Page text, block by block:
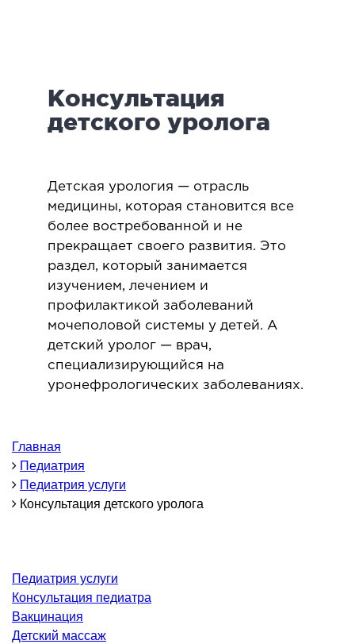
лицевая хирургия
ХИРУРГИЯ
в гинекологии
в онкологии
в урологии
в хирургии
И ОНКОХИРУРГИЯ
Консультация
детского уролога
Детская урология — отрасль
медицины, которая становится все
более востребованной и не
прекращает своего развития. Это
раздел, который занимается
изучением, лечением и
профилактикой заболеваний
мочеполовой системы у детей. А
детский уролог — врач,
специализирующийся на
уронефрологических заболеваниях.
Главная
Педиатрия
Педиатрия услуги
Консультация детского уролога
Педиатрия услуги
Консультация педиатра
Вакцинация
Детский массаж